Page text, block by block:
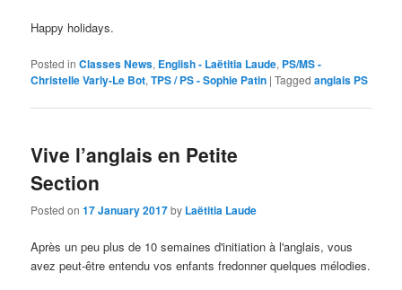
Happy holidays.
Posted in Classes News, English - Laëtitia Laude, PS/MS -
Christelle Varly-Le Bot,TPS / PS - Sophie Patin |Tagged anglais PS
Vive l’anglais en Petite
Section
Posted on17 January 2017by Laëtitia Laude
Après un peu plus de 10semaines d'initiation à l'anglais, vous
avez peut-être entendu vos enfants fredonner quelques mélodies.